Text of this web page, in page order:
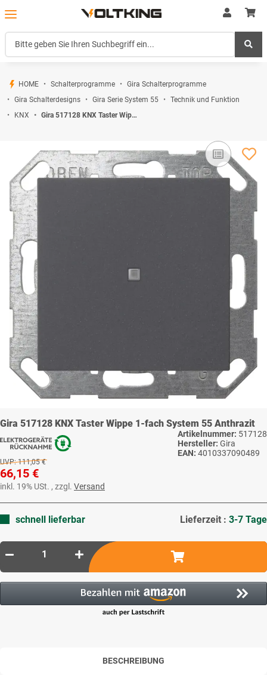
HOME Schalterprogramme
Gira Schalterprogramme
Gira Schalterdesigns
Gira Serie System 55
Technik und Funktion
KNX
Gira 517128 KNX Taster Wippe 1-fach System 55 Anthrazit
Gira 517128 KNX Taster Wippe 1-fach System 55 Anthrazit
Artikelnummer: 517128
Hersteller: Gira
EAN: 4010337090489
UVP: 111,05 €
66,15 €
inkl. 19% USt. , zzgl. Versand
schnell lieferbar Lieferzeit : 3-7 Tage
BESCHREIBUNG